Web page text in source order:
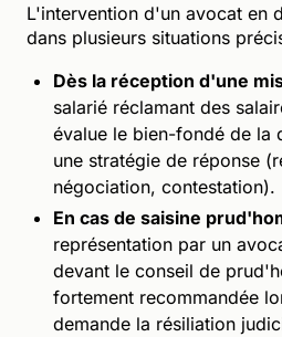
L'intervention d'un avocat en
dans plusieurs situations
Dès la réception d'une
salarié réclamant des
évalue le bien-fondé de la
une stratégie de réponse
négociation, contestation).
En cas de saisine
représentation par un
devant le conseil de
fortement recommandée
demande la résiliation